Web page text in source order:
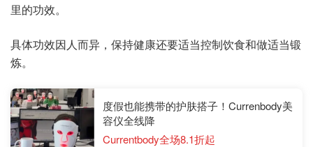
里的功效。
具体功效因人而异，保持健康还要适当控制饮食和做适当锻
炼。
度假也能携带的护肤搭子！Currenbody美
容仪全线降
Currentbody全场8.1折起